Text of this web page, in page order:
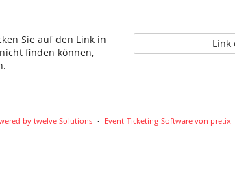
Sie auf den Link in
finden können,
Link
by twelve Solutions Event-Ticketing-Software von pretix